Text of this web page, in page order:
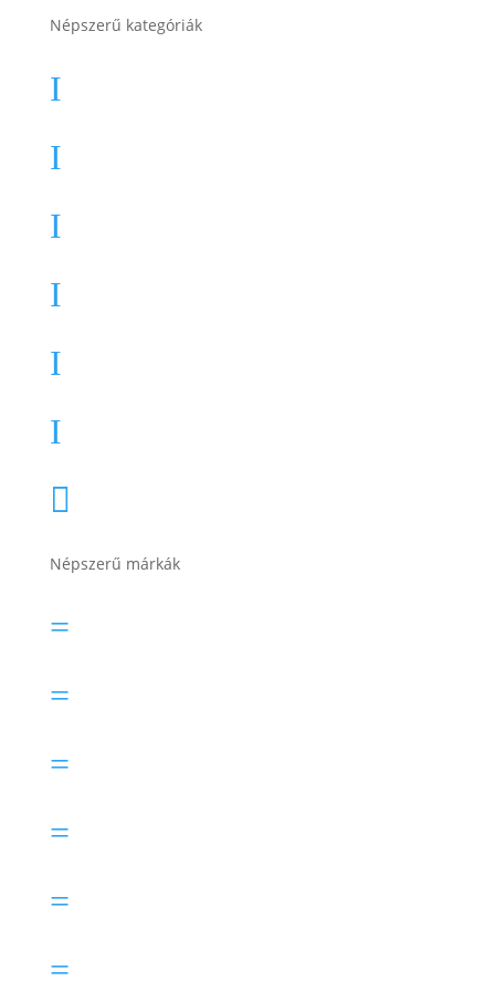
Népszerű kategóriák
I
I
I
I
I
I

Népszerű márkák
=
=
=
=
=
=